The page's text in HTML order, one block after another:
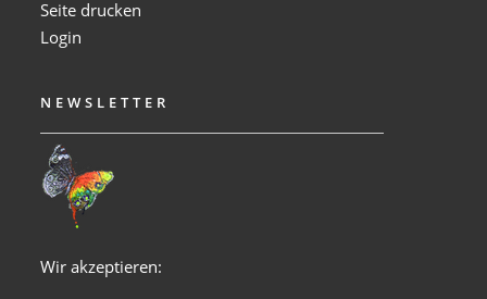
Seite drucken
Login
NEWSLETTER
Wir akzeptieren: